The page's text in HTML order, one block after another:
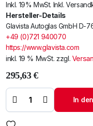
Inkl. 19% MwSt. Inkl.
Hersteller-Details
Glavista Autoglas GmbH D-
+49 (0)721 940070
https://www.glavista.com
inkl. 19 % MwSt. zzgl.
295,63€
Frontscheibe Jeep Grand
Cherokee 11-
Menge
In